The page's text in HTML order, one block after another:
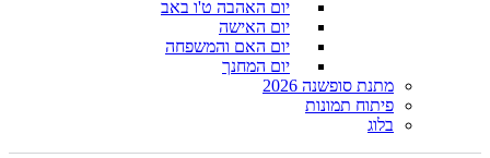
יום האהבה ט'ו באב
יום האישה
יום האם והמשפחה
יום המחנך
מתנת סופשנה 2026
פיתוח תמונות
בלוג